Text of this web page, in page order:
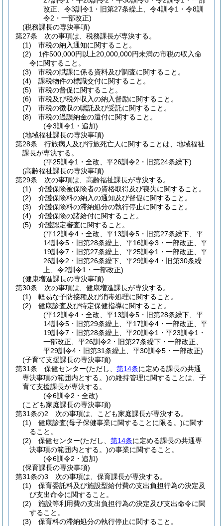
改正、令3訓令1・旧第27条繰上、令4訓令1・令8訓
令2・一部改正)
(税務課長の専決事項)
第27条
次の事項は、税務課長が専決する。
(1)
市税の納入通知に関すること。
(2)
1件500,000円以上20,000,000円未満の市税の収入命
令に関すること。
(3)
市税の賦課に係る資料及び調査に関すること。
(4)
課税物件の標識交付に関すること。
(5)
市税の督促に関すること。
(6)
市税及び税外収入の納入督励に関すること。
(7)
市税の徴収の嘱託及び受託に関すること。
(8)
市税の過誤納金の還付に関すること。
(令3訓令1・追加)
(地域福祉課長の専決事項)
第28条
行旅病人及び行旅死亡人に関することは、地域福祉
課長が専決する。
(平25訓令1・全改、平26訓令2・旧第24条繰下)
(高齢福祉課長の専決事項)
第29条
次の事項は、高齢福祉課長が専決する。
(1)
介護保険被保険者の資格取得及び喪失に関すること。
(2)
介護保険料の納入の通知及び督促に関すること。
(3)
介護保険料の滞納処分の執行停止に関すること。
(4)
介護保険の諸給付に関すること。
(5)
介護認定審査に関すること。
(平12訓令4・全改、平13訓令5・旧第27条繰下、平
14訓令5・旧第28条繰上、平16訓令3・一部改正、平
19訓令7・旧第27条繰上、平25訓令1・一部改正、平
26訓令2・旧第26条繰下、平29訓令4・旧第30条繰
上、令2訓令1・一部改正)
(健康増進課長の専決事項)
第30条
次の事項は、健康増進課長が専決する。
(1)
軽易な予防接種及び消毒処理に関すること。
(2)
健康診査及び特定保健指導に関すること。
(平12訓令4・全改、平13訓令5・旧第28条繰下、平
14訓令5・旧第29条繰上、平17訓令4・一部改正、平
19訓令7・旧第28条繰上、平20訓令1・平23訓令1・
一部改正、平26訓令2・旧第27条繰下・一部改正、
平29訓令4・旧第31条繰上、平30訓令5・一部改正)
(子育て支援課長の専決事項)
第31条
保健センター(ただし、 第14条に定める課長の共通
専決事項の範囲内とする。)の維持管理に関することは、子
育て支援課長が専決する。
(令6訓令2・全改)
(こども家庭課長の専決事項)
第31条の2
次の事項は、こども家庭課長が専決する。
(1)
健康診査(母子保健事業に関することに限る。)に関す
ること。
(2)
保健センター(ただし、 第14条に定める課長の共通専
決事項の範囲内とする。)の事業に関すること。
(令6訓令2・追加)
(保育課長の専決事項)
第31条の3
次の事項は、保育課長が専決する。
(1)
保育委託料及び施設型給付費の支出負担行為の決定及
び支出命令に関すること。
(2)
施設等利用費の支出負担行為の決定及び支出命令に関
すること。
(3)
保育料の滞納処分の執行停止に関すること。